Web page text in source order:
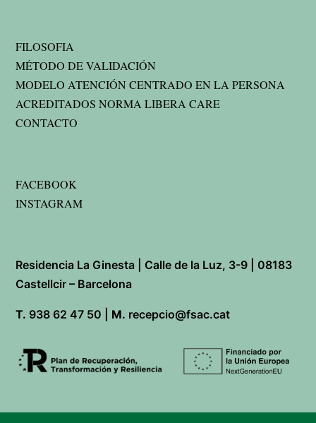
FILOSOFIA
MÉTODO DE VALIDACIÓN
MODELO ATENCIÓN CENTRADO EN LA PERSONA
ACREDITADOS NORMA LIBERA CARE
CONTACTO
FACEBOOK
INSTAGRAM
Residencia La Ginesta | Calle de la Luz, 3-9 | 08183
Castellcir – Barcelona
T. 938 62 47 50 | M. recepcio@fsac.cat